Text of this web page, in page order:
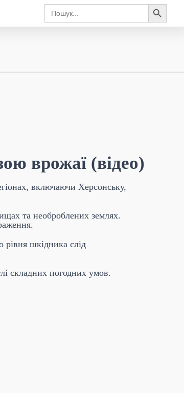
Search
for:
Search Button
врожаї (відео)
включаючи Херсонську,
та необроблених землях.
рівня шкідника слід
складних погодних умов.